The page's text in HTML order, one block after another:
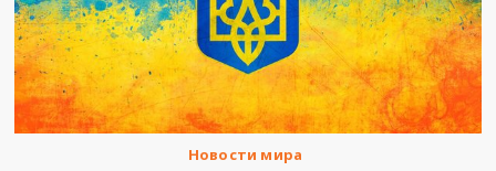
Новости мира